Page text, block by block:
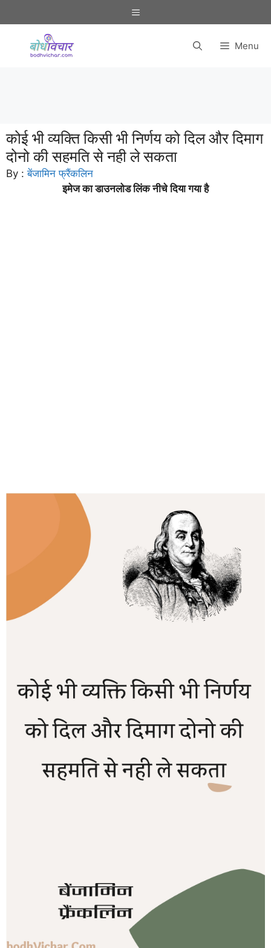
to
Menu
Menu
कोई भी व्यक्ति किसी भी निर्णय को दिल और दिमाग
दोनो की सहमति से नही ले सकता
By :बेंजामिन फ्रैंकलिन
इमेज का डाउनलोड लिंक नीचे दिया गया है